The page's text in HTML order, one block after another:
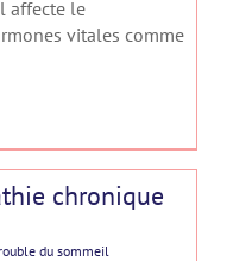
affecte le
vitales comme
chronique
du sommeil